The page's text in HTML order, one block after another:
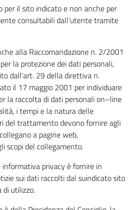
per il sito indicato e non anche per
consultabili dall’utente tramite
alla Raccomandazione n. 2/2001
la protezione dei dati personali,
dall’art. 29 della direttiva n.
il 17 maggio 2001 per individuare
la raccolta di dati personali on–line
i tempi e la natura delle
del trattamento devono fornire agli
a pagine web,
scopi del collegamento.
privacy è fornire in
sui dati raccolti dal suindicato sito
utilizzo.